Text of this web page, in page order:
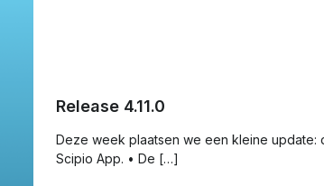
Release 4.11.0
Deze week plaatsen we een kleine update:
Scipio App. • De […]